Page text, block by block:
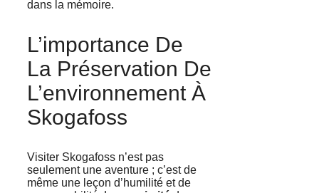
dans la mémoire.
L’importance De
La Préservation De
L’environnement À
Skogafoss
Visiter Skogafoss n’est pas
seulement une aventure ; c’est de
même une leçon d’humilité et de